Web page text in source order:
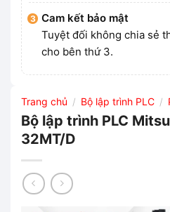
Cam kết bảo mật
Tuyệt đối không chia sẻ
cho bên thứ 3.
Trang chủ / Bộ lập trình PLC /
Bộ lập trình PLC
32MT/D